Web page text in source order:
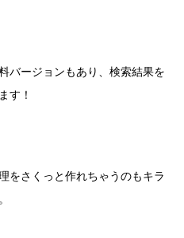
バージョンもあり、検索結果を
す！
をさくっと作れちゃうのもキラ